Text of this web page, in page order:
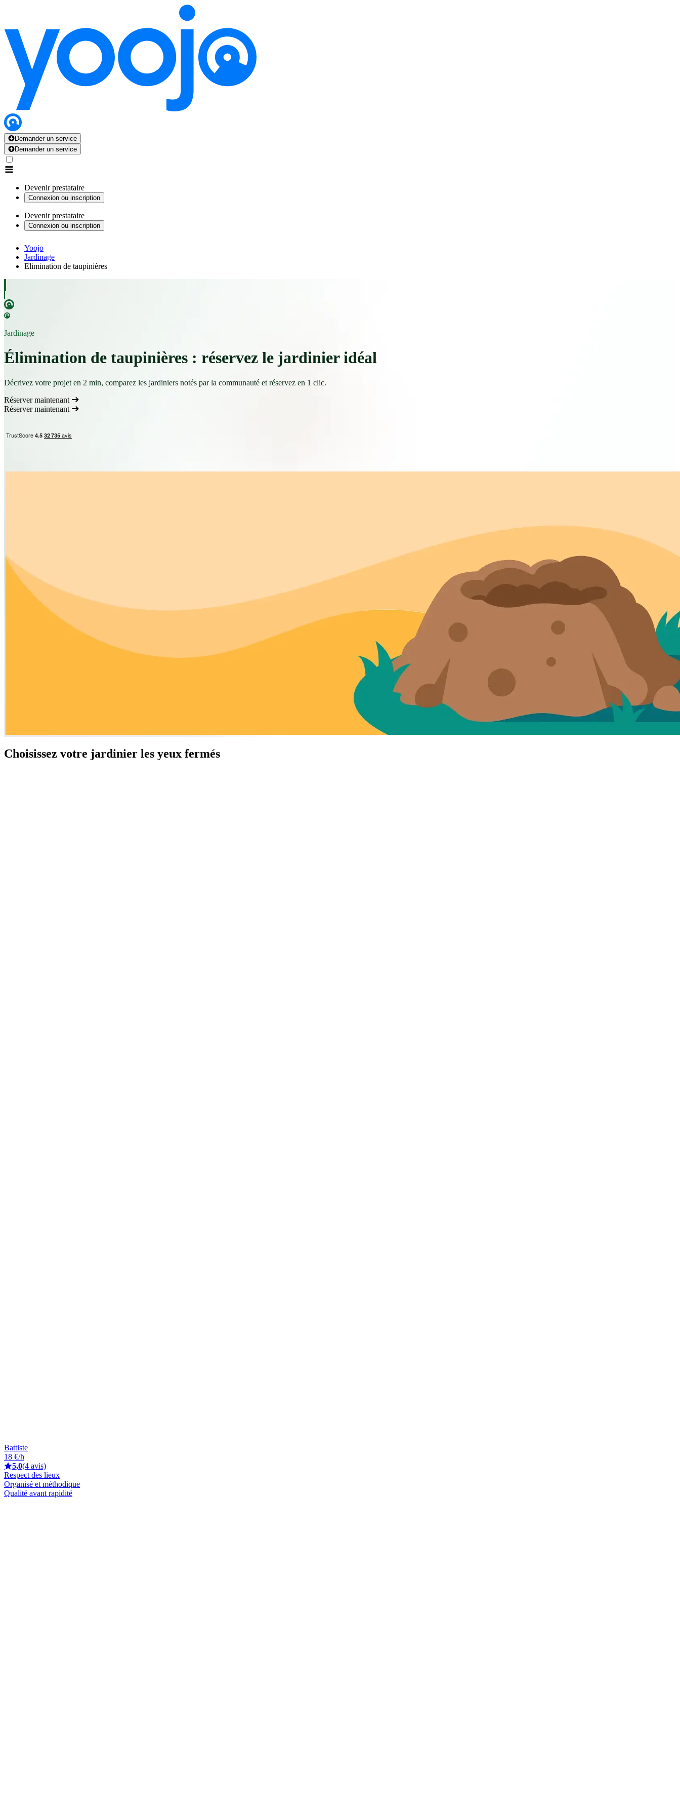
Demander un service
Demander un service
Devenir prestataire
Connexion ou inscription
Devenir prestataire
Connexion ou inscription
Yoojo
Jardinage
Elimination de taupinières
Jardinage
Élimination de taupinières : réservez le jardinier idéal
Décrivez votre projet en 2 min, comparez les jardiniers notés par la communauté et réservez en 1 clic.
Réserver maintenant
Réserver maintenant
Choisissez votre jardinier les yeux fermés
Battiste
18 €/h
5,0(4 avis)
Respect des lieux
Organisé et méthodique
Qualité avant rapidité